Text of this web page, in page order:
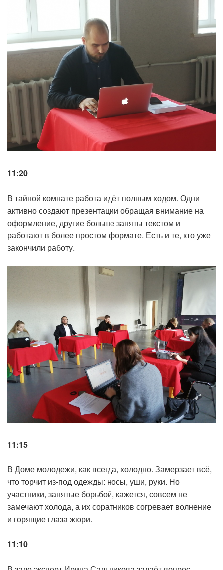
11:20
В тайной комнате работа идёт полным ходом. Одни
активно создают презентации обращая внимание на
оформление, другие больше заняты текстом и
работают в более простом формате. Есть и те, кто уже
закончили работу.
11:15
В Доме молодежи, как всегда, холодно. Замерзает всё,
что торчит из-под одежды: носы, уши, руки. Но
участники, занятые борьбой, кажется, совсем не
замечают холода, а их соратников согревает волнение
и горящие глаза жюри.
11:10